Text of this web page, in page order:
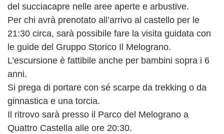
del succiacapre nelle aree aperte e arbustive.
Per chi avrà prenotato all’arrivo al castello per le
21:30 circa, sarà possibile fare la visita guidata con
le guide del Gruppo Storico Il Melograno.
L’escursione è fattibile anche per bambini sopra i 6
anni.
Si prega di portare con sé scarpe da trekking o da
ginnastica e una torcia.
Il ritrovo sarà presso il Parco del Melograno a
Quattro Castella alle ore 20:30.